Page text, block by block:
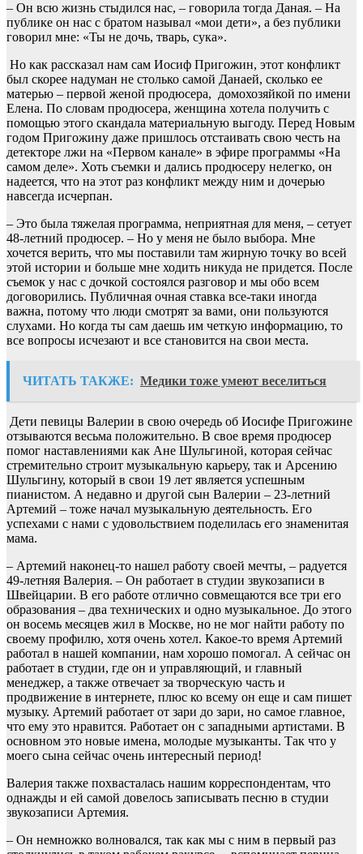
– Он всю жизнь стыдился нас, – говорила тогда Даная. – На
публике он нас с братом называл «мои дети», а без публики
говорил мне: «Ты не дочь, тварь, сука».
Но как рассказал нам сам Иосиф Пригожин, этот конфликт
был скорее надуман не столько самой Данаей, сколько ее
матерью – первой женой продюсера, домохозяйкой по имени
Елена. По словам продюсера, женщина хотела получить с
помощью этого скандала материальную выгоду. Перед Новым
годом Пригожину даже пришлось отстаивать свою честь на
детекторе лжи на «Первом канале» в эфире программы «На
самом деле». Хоть съемки и дались продюсеру нелегко, он
надеется, что на этот раз конфликт между ним и дочерью
навсегда исчерпан.
– Это была тяжелая программа, неприятная для меня, – сетует
48-летний продюсер. – Но у меня не было выбора. Мне
хочется верить, что мы поставили там жирную точку во всей
этой истории и больше мне ходить никуда не придется. После
съемок у нас с дочкой состоялся разговор и мы обо всем
договорились. Публичная очная ставка все-таки иногда
важна, потому что люди смотрят за вами, они пользуются
слухами. Но когда ты сам даешь им четкую информацию, то
все вопросы исчезают и все становится на свои места.
ЧИТАТЬ ТАКЖЕ: Медики тоже умеют веселиться
Дети певицы Валерии в свою очередь об Иосифе Пригожине
отзываются весьма положительно. В свое время продюсер
помог наставлениями как Ане Шульгиной, которая сейчас
стремительно строит музыкальную карьеру, так и Арсению
Шульгину, который в свои 19 лет является успешным
пианистом. А недавно и другой сын Валерии – 23-летний
Артемий – тоже начал музыкальную деятельность. Его
успехами с нами с удовольствием поделилась его знаменитая
мама.
– Артемий наконец-то нашел работу своей мечты, – радуется
49-летняя Валерия. – Он работает в студии звукозаписи в
Швейцарии. В его работе отлично совмещаются все три его
образования – два технических и одно музыкальное. До этого
он восемь месяцев жил в Москве, но не мог найти работу по
своему профилю, хотя очень хотел. Какое-то время Артемий
работал в нашей компании, нам хорошо помогал. А сейчас он
работает в студии, где он и управляющий, и главный
менеджер, а также отвечает за творческую часть и
продвижение в интернете, плюс ко всему он еще и сам пишет
музыку. Артемий работает от зари до зари, но самое главное,
что ему это нравится. Работает он с западными артистами. В
основном это новые имена, молодые музыканты. Так что у
моего сына сейчас очень интересный период!
Валерия также похвасталась нашим корреспондентам, что
однажды и ей самой довелось записывать песню в студии
звукозаписи Артемия.
– Он немножко волновался, так как мы с ним в первый раз